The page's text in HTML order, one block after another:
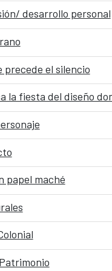
desarrollo personal
el silencio
la fiesta del diseño
papel maché